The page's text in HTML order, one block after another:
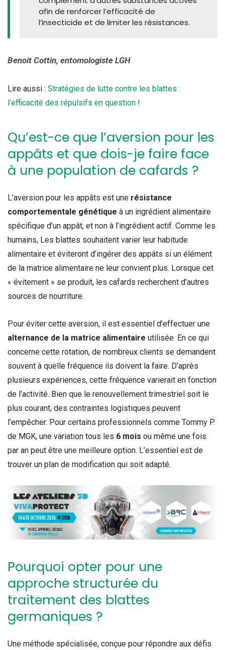
afin de renforcer l’efficacité de
l’insecticide et de limiter les résistances.
Benoit Cottin, entomologiste LGH
Lire aussi : Stratégies de lutte contre les blattes :
l’efficacité des répulsifs en question !
Qu’est-ce que l’aversion pour les
appâts et que dois-je faire face
à une population de cafards ?
L’aversion pour les appâts est une résistance
comportementale génétique à un ingrédient alimentaire
spécifique d’un appât, et non à l’ingrédient actif. Comme les
humains, Les blattes souhaitent varier leur habitude
alimentaire et éviteront d’ingérer des appâts si un élément
de la matrice alimentaire ne leur convient plus. Lorsque cet
« évitement » se produit, les cafards recherchent d’autres
sources de nourriture.
Pour éviter cette aversion, il est essentiel d’effectuer une
alternance de la matrice alimentaire utilisée. En ce qui
concerne cette rotation, de nombreux clients se demandent
souvent à quelle fréquence ils doivent la faire. D’après
plusieurs expériences, cette fréquence varierait en fonction
de l’activité. Bien que le renouvellement trimestriel soit le
plus courant, des contraintes logistiques peuvent
l’empêcher. Pour certains professionnels comme Tommy P.
de MGK, une variation tous les 6 mois ou même une fois
par an peut être une meilleure option. L’essentiel est de
trouver un plan de modification qui soit adapté.
Pourquoi opter pour une
approche structurée du
traitement des blattes
germaniques ?
Une méthode spécialisée, conçue pour répondre aux défis